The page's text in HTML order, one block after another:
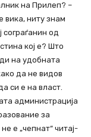
на Прилеп? –
вика, ниту знам
сограѓанин од
кој е? Што
на удобната
да не видов
си е на власт.
администрација
за
е „чепнат“ читај-